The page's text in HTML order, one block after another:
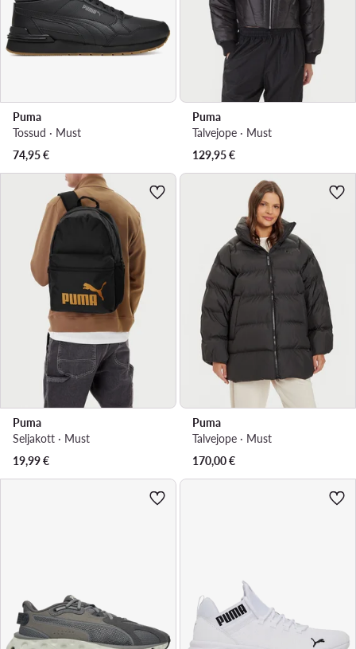
Puma
Tossud · Must
74,95€
Puma
Talvejope · Must
129,95€
Puma
Seljakott · Must
19,99€
Puma
Talvejope · Must
170,00€